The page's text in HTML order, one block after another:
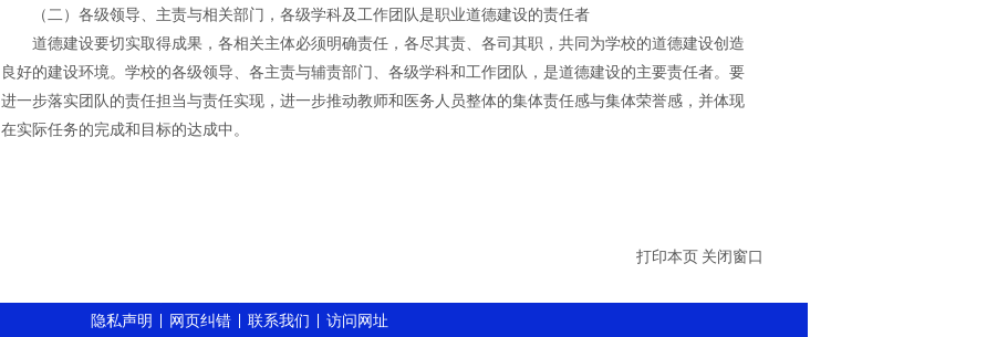
（二）各级领导、主责与相关部门，各级学科及工作团队是职业道德建设的责任者
道德建设要切实取得成果，各相关主体必须明确责任，各尽其责、各司其职，共同为学校的道德建设创造
良好的建设环境。学校的各级领导、各主责与辅责部门、各级学科和工作团队，是道德建设的主要责任者。要
进一步落实团队的责任担当与责任实现，进一步推动教师和医务人员整体的集体责任感与集体荣誉感，并体现
在实际任务的完成和目标的达成中。
打印本页 关闭窗口
隐私声明 网页纠错 联系我们 访问网址